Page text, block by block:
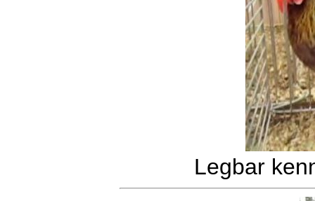
Legbar